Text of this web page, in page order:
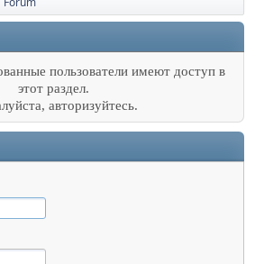
пользователи имеют доступ в
этот раздел.
авторизуйтесь.